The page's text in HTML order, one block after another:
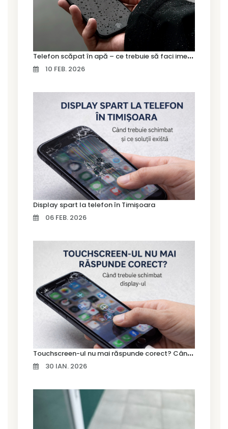
T
elefon scăpat în apă – ce trebuie să faci imediat și ce greșeli să eviți
10 FEB. 2026
Display spart la telefon în Timișoara
06 FEB. 2026
T
ouchscreen-ul nu mai răspunde corect? Când trebuie schimbat display-ul
30 IAN. 2026